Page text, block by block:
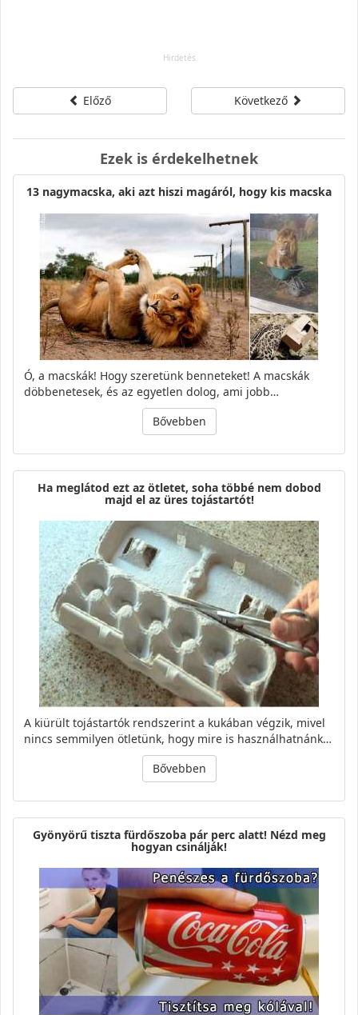
Előző Következő
Ezek is érdekelhetnek
13 nagymacska, aki azt hiszi magáról, hogy kis macska
Ó, a macskák! Hogy szeretünk benneteket! A macskák
döbbenetesek, és az egyetlen dolog, ami jobb…
Bővebben
Ha meglátod ezt az ötletet, soha többé nem dobod
majd el az üres tojástartót!
A kiürült tojástartók rendszerint a kukában végzik, mivel
nincs semmilyen ötletünk, hogy mire is használhatnánk…
Bővebben
Gyönyörű tiszta fürdőszoba pár perc alatt! Nézd meg
hogyan csinálják!